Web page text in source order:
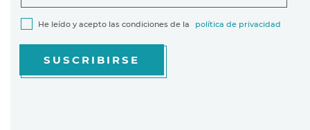
He leído y acepto las condiciones de la política de privacidad
SUSCRIBIRSE